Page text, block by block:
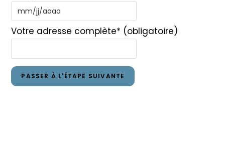
Votre adresse complète* (obligatoire)